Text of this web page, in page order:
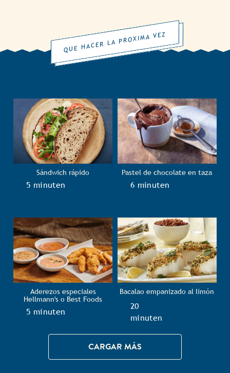
QUE HACER LA PROXIMA VEZ
Sándwich rápido
TotalTime
5 minuten
Pastel de chocolate en taza
TotalTime
6 minuten
Aderezos especiales
Hellmann's o Best Foods
TotalTime
5 minuten
Bacalao empanizado al limón
TotalTime
20
minuten
CARGAR MÁS